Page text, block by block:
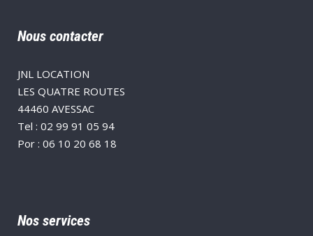
Nous contacter
JNL LOCATION
LES QUATRE ROUTES
44460 AVESSAC
Tel : 02 99 91 05 94
Por : 06 10 20 68 18
Nos services